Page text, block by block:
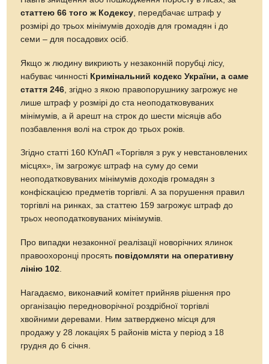
статтею 66 того ж Кодексу , передбачає штраф у
розмірі до трьох мінімумів доходів для громадян і до
семи – для посадових осіб.
Якщо ж людину викриють у незаконній порубці лісу,
набуває чинності Кримінальний кодекс України, а саме
стаття 246 , згідно з якою правопорушнику загрожує не
лише штраф у розмірі до ста неоподатковуваних
мінімумів, а й арешт на строк до шести місяців або
позбавлення волі на строк до трьох років.
Згідно статті 160 КУпАП «Торгівля з рук у невстановлених
місцях», їм загрожує штраф на суму до семи
неоподатковуваних мінімумів доходів громадян з
конфіскацією предметів торгівлі. А за порушення правил
торгівлі на ринках, за статтею 159 загрожує штраф до
трьох неоподатковуваних мінімумів.
Про випадки незаконної реалізації новорічних ялинок
правоохоронці просять повідомляти на оперативну
лінію 102.
Нагадаємо, виконавчий комітет прийняв рішення про
організацію передноворічної роздрібної торгівлі
хвойними деревами. Ним затверджено місця для
продажу у 28 локаціях 5 районів міста у період з 18
грудня до 6 січня.